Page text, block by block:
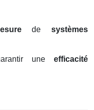
desystèmes
uneefficacité